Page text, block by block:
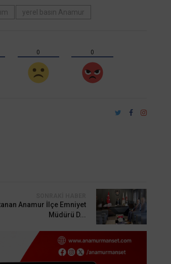
yerel basın Anamur
0 0
Anamur İlçe Emniyet
Müdürü D...